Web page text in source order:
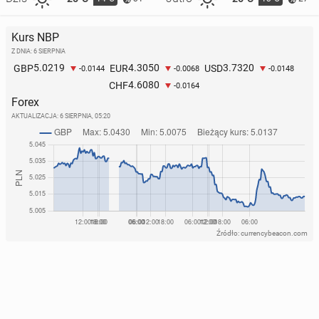
Kurs NBP
Z DNIA: 6 SIERPNIA
GBP5.0219 -0.0144 EUR4.3050 -0.0068 USD3.7320 -0.0148
CHF4.6080 -0.0164
Forex
AKTUALIZACJA: 6 SIERPNIA, 05:20
Źródło: currencybeacon.com